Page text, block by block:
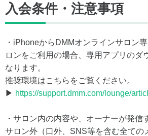
入会条件・注意事項
・iPhoneからDMMオンラインサロン
ロンをご利用の場合、専用アプリのダ
なります。
推奨環境はこちらをご覧ください。
▶ https://support.dmm.com/lounge/
・サロン内の内容や、オーナーが発信
サロン外（口外、SNS等を含む全ての